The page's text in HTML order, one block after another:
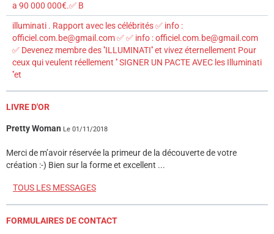
a 90 000 000€.✅ B
illuminati . Rapport avec les célébrités ✅ info :
officiel.com.be@gmail.com ✅ ✅ info : officiel.com.be@gmail.com
✅ Devenez membre des ''ILLUMINATI'' et vivez éternellement Pour
ceux qui veulent réellement '' SIGNER UN PACTE AVEC les Illuminati
''et
LIVRE D'OR
Pretty Woman Le 01/11/2018
Merci de m’avoir réservée la primeur de la découverte de votre
création :-) Bien sur la forme et excellent ...
TOUS LES MESSAGES
FORMULAIRES DE CONTACT